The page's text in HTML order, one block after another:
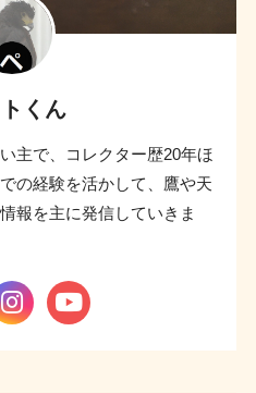
くん
主で、コレクター歴20年ほ
の経験を活かして、鷹や天
報を主に発信していきま